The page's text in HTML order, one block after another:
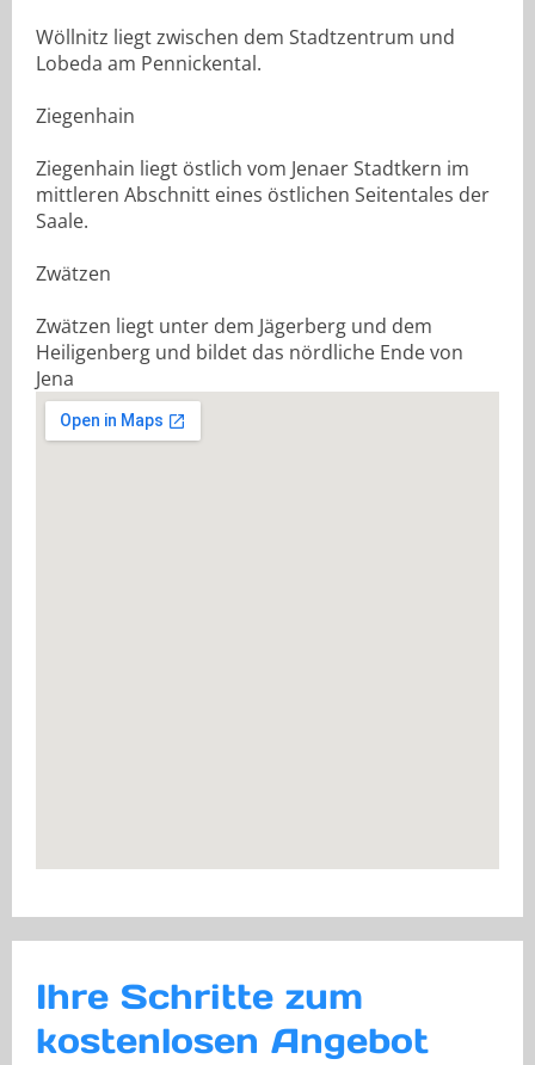
Wöllnitz liegt zwischen dem Stadtzentrum und
Lobeda am Pennickental.
Ziegenhain
Ziegenhain liegt östlich vom Jenaer Stadtkern im
mittleren Abschnitt eines östlichen Seitentales der
Saale.
Zwätzen
Zwätzen liegt unter dem Jägerberg und dem
Heiligenberg und bildet das nördliche Ende von
Jena
Ihre Schritte zum
kostenlosen Angebot